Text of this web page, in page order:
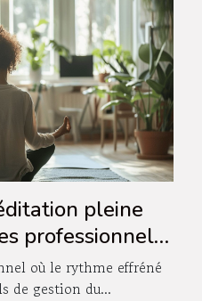
pleine
professionnels
où le rythme effréné
de gestion du...